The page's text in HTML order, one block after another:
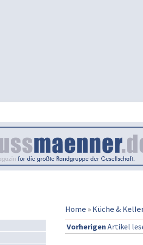
Home »Küche &
Vorherigen Artikel